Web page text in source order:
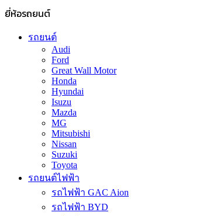
ยี่ห้อรถยนต์
รถยนต์
Audi
Ford
Great Wall Motor
Honda
Hyundai
Isuzu
Mazda
MG
Mitsubishi
Nissan
Suzuki
Toyota
รถยนต์ไฟฟ้า
รถไฟฟ้า GAC Aion
รถไฟฟ้า BYD